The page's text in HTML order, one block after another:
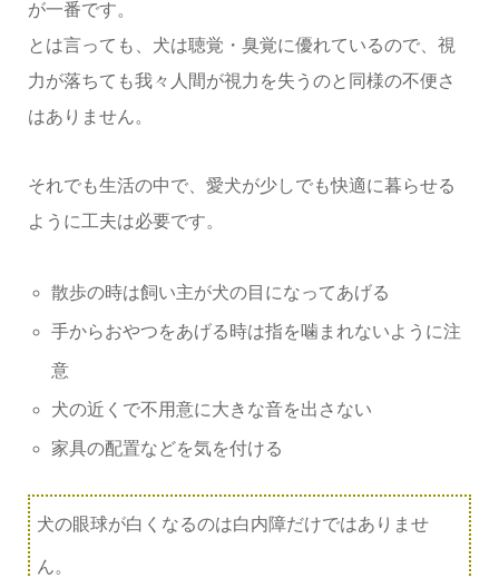
が一番です。
とは言っても、犬は聴覚・臭覚に優れているので、視
力が落ちても我々人間が視力を失うのと同様の不便さ
はありません。
それでも生活の中で、愛犬が少しでも快適に暮らせる
ように工夫は必要です。
散歩の時は飼い主が犬の目になってあげる
手からおやつをあげる時は指を噛まれないように注
意
犬の近くで不用意に大きな音を出さない
家具の配置などを気を付ける
犬の眼球が白くなるのは白内障だけではありませ
ん。